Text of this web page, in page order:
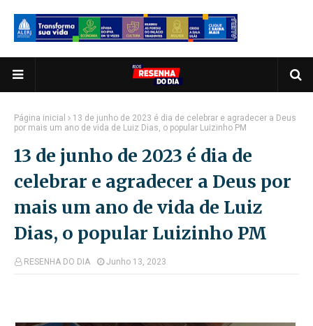
Página inicial
13 de junho de 2023 é dia de celebrar e agradecer a Deus
por mais um ano de vida de Luiz Dias, o popular Luizinho PM
13 de junho de 2023 é dia de
celebrar e agradecer a Deus por
mais um ano de vida de Luiz
Dias, o popular Luizinho PM
RESENHA DO DIA Junho 13, 2023